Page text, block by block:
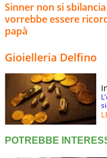
Sinner non si
vorrebbe essere
papà
Gioielleria Delfino